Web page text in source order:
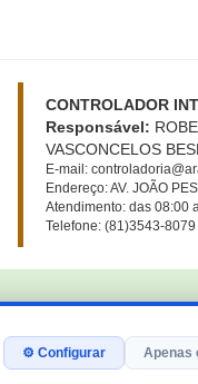
⚙ Configurar Apenas
CONTROLADOR
Responsável:
VASCONCELOS
E-mail:
Endereço: AV. JOÃO
Atendimento: das 08:00
Telefone: (81)3543-8079